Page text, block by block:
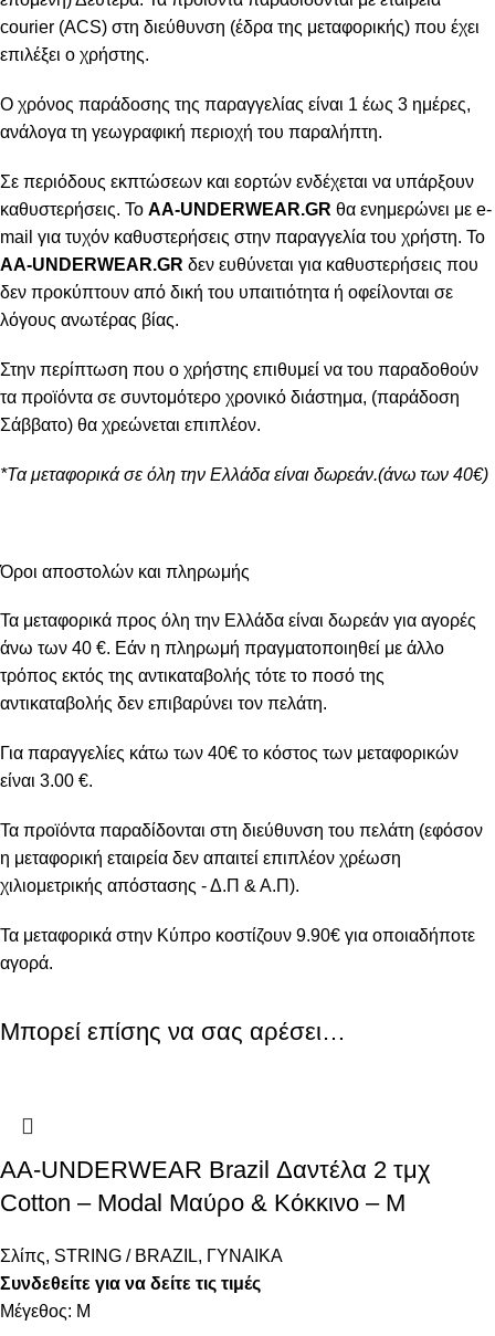
courier (ACS) στη διεύθυνση (έδρα της μεταφορικής) που έχει
επιλέξει ο χρήστης.
Ο χρόνος παράδοσης της παραγγελίας είναι 1 έως 3 ημέρες,
ανάλογα τη γεωγραφική περιοχή του παραλήπτη.
Σε περιόδους εκπτώσεων και εορτών ενδέχεται να υπάρξουν
καθυστερήσεις. Το AA-UNDERWEAR.GR θα ενημερώνει με e-
mail για τυχόν καθυστερήσεις στην παραγγελία του χρήστη. Το
AA-UNDERWEAR.GR δεν ευθύνεται για καθυστερήσεις που
δεν προκύπτουν από δική του υπαιτιότητα ή οφείλονται σε
λόγους ανωτέρας βίας.
Στην περίπτωση που ο χρήστης επιθυμεί να του παραδοθούν
τα προϊόντα σε συντομότερο χρονικό διάστημα, (παράδοση
Σάββατο) θα χρεώνεται επιπλέον.
*Τα μεταφορικά σε όλη την Ελλάδα είναι δωρεάν.(άνω των 40€)
Όροι αποστολών και πληρωμής
Τα μεταφορικά προς όλη την Ελλάδα είναι δωρεάν για αγορές
άνω των 40 €. Εάν η πληρωμή πραγματοποιηθεί με άλλο
τρόπος εκτός της αντικαταβολής τότε το ποσό της
αντικαταβολής δεν επιβαρύνει τον πελάτη.
Για παραγγελίες κάτω των 40€ το κόστος των μεταφορικών
είναι 3.00 €.
Τα προϊόντα παραδίδονται στη διεύθυνση του πελάτη (εφόσον
η μεταφορική εταιρεία δεν απαιτεί επιπλέον χρέωση
χιλιομετρικής απόστασης - Δ.Π & Α.Π).
Τα μεταφορικά στην Κύπρο κοστίζουν 9.90€ για οποιαδήποτε
αγορά.
Μπορεί επίσης να σας αρέσει…
AA-UNDERWEAR Brazil Δαντέλα 2 τμχ
Cotton – Modal Μαύρο & Κόκκινο – M
Σλίπς, STRING / BRAZIL, ΓΥΝΑΙΚΑ
Συνδεθείτε για να δείτε τις τιμές
Μέγεθος: M